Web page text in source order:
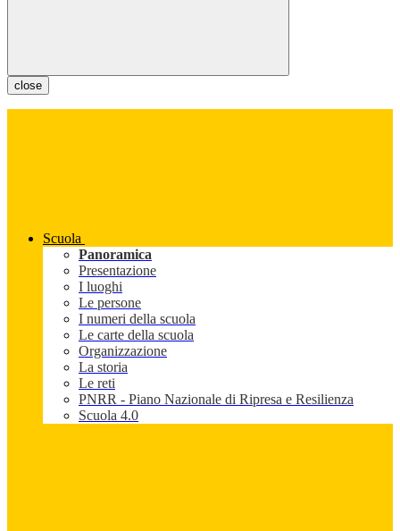
close
Scuola
Panoramica
Presentazione
I luoghi
Le persone
I numeri della scuola
Le carte della scuola
Organizzazione
La storia
Le reti
PNRR - Piano Nazionale di Ripresa e Resilienza
Scuola 4.0